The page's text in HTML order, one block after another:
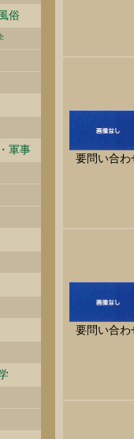
俗
軍事
要問い合わ
要問い合わ